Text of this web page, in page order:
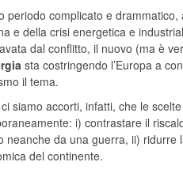
periodo complicato e
e della crisi energetica e
dal conflitto, il nuovo (ma è
sta costringendo l’Europa a
il tema.
siamo accorti, infatti, che le
i) contrastare il
da una guerra, ii) ridurre
del continente.